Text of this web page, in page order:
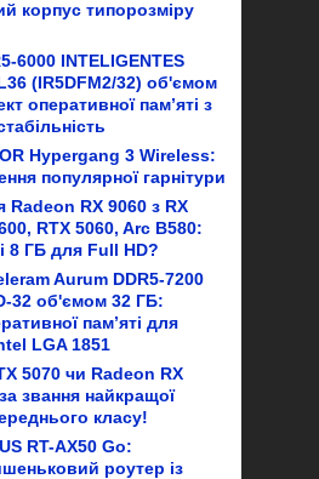
корпус типорозміру
6000 INTELIGENTES
(IR5DFM2/32) об'ємом
оперативної пам’яті з
Hypergang 3 Wireless:
популярної гарнітури
Radeon RX 9060 з RX
RTX 5060, Arc B580:
8 ГБ для Full HD?
Aurum DDR5-7200
32 об'ємом 32 ГБ:
пам’яті для
LGA 1851
5070 чи Radeon RX
звання найкращої
класу!
RT-AX50 Go:
роутер із